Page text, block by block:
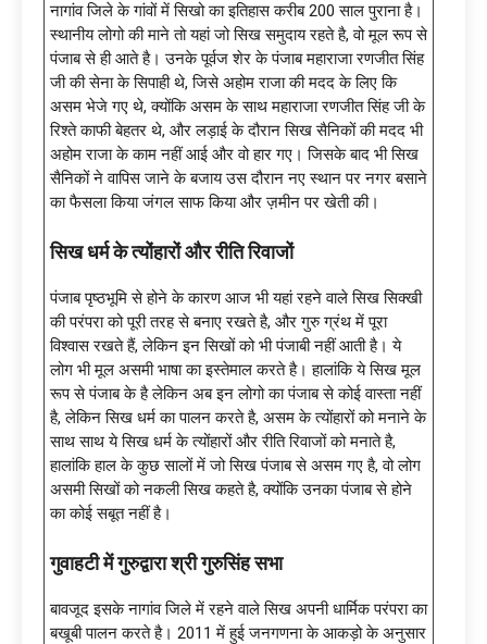
नागांव जिले के गांवों में सिखो का इतिहास करीब 200 साल पुराना है।
स्थानीय लोगो की माने तो यहां जो सिख समुदाय रहते है, वो मूल रूप से
पंजाब से ही आते है। उनके पूर्वज शेर के पंजाब महाराजा रणजीत सिंह
जी की सेना के सिपाही थे, जिसे अहोम राजा की मदद के लिए कि
असम भेजे गए थे, क्योंकि असम के साथ महाराजा रणजीत सिंह जी के
रिश्ते काफी बेहतर थे, और लड़ाई के दौरान सिख सैनिकों की मदद भी
अहोम राजा के काम नहीं आई और वो हार गए। जिसके बाद भी सिख
सैनिकों ने वापिस जाने के बजाय उस दौरान नए स्थान पर नगर बसाने
का फैसला किया जंगल साफ किया और ज़मीन पर खेती की।
सिख धर्म के त्योंहारों और रीति रिवाजों
पंजाब पृष्ठभूमि से होने के कारण आज भी यहां रहने वाले सिख सिक्खी
की परंपरा को पूरी तरह से बनाए रखते है, और गुरु ग्रंथ में पूरा
विश्वास रखते हैं, लेकिन इन सिखों को भी पंजाबी नहीं आती है। ये
लोग भी मूल असमी भाषा का इस्तेमाल करते है। हालांकि ये सिख मूल
रूप से पंजाब के है लेकिन अब इन लोगो का पंजाब से कोई वास्ता नहीं
है, लेकिन सिख धर्म का पालन करते है, असम के त्योंहारों को मनाने के
साथ साथ ये सिख धर्म के त्योंहारों और रीति रिवाजों को मनाते है,
हालांकि हाल के कुछ सालों में जो सिख पंजाब से असम गए है, वो लोग
असमी सिखों को नकली सिख कहते है, क्योंकि उनका पंजाब से होने
का कोई सबूत नहीं है।
गुवाहटी में गुरुद्वारा श्री गुरुसिंह सभा
बावजूद इसके नागांव जिले में रहने वाले सिख अपनी धार्मिक परंपरा का
बखूबी पालन करते है। 2011 में हुई जनगणना के आकड़ो के अनुसार